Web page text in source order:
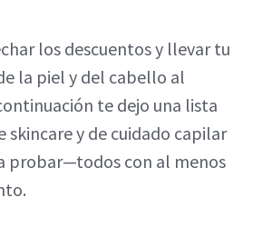
los descuentos y llevar tu
la piel y del cabello al
te dejo una lista
skincare y de cuidado capilar
probar—todos con al menos